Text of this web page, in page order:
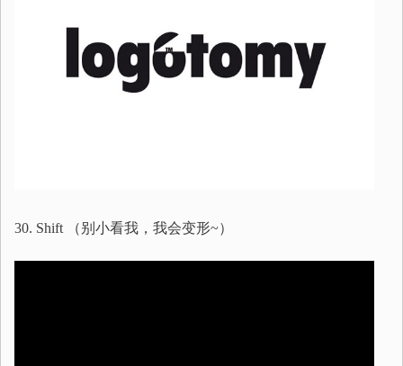
30. Shift （别小看我，我会变形~）